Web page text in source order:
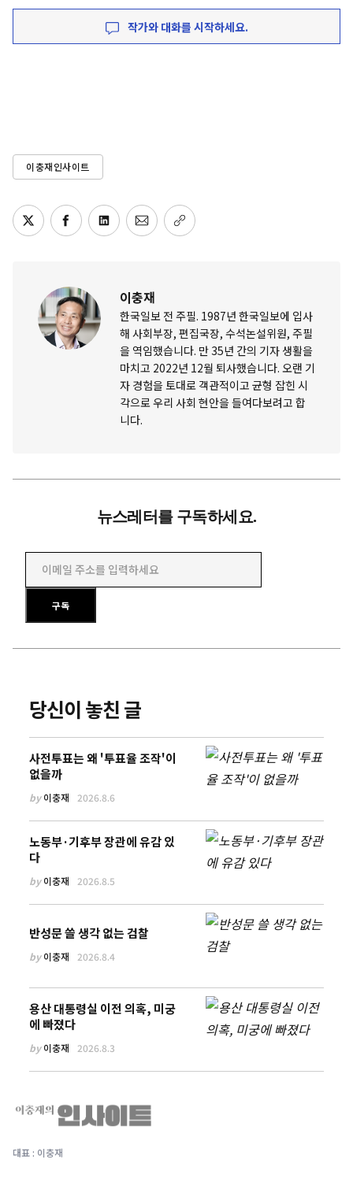
작가와 대화를 시작하세요.
이충재인사이트
이충재
한국일보 전 주필. 1987년 한국일보에 입사
해 사회부장, 편집국장, 수석논설위원, 주필
을 역임했습니다. 만 35년 간의 기자 생활을
마치고 2022년 12월 퇴사했습니다. 오랜 기
자 경험을 토대로 객관적이고 균형 잡힌 시
각으로 우리 사회 현안을 들여다보려고 합
니다.
뉴스레터를 구독하세요.
이메일 주소를 입력하세요
구독
당신이 놓친 글
사전투표는 왜 '투표율 조작'이
없을까
by이충재 2026.8.6
노동부·기후부 장관에 유감 있
다
by이충재 2026.8.5
반성문 쓸 생각 없는 검찰
by이충재 2026.8.4
용산 대통령실 이전 의혹, 미궁
에 빠졌다
by이충재 2026.8.3
대표 : 이충재